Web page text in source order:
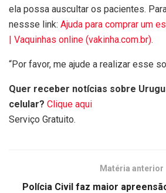
ela possa auscultar os pacientes.
nessse link: Ajuda para comprar um
| Vaquinhas online (vakinha.com.br).
“Por favor, me ajude a realizar esse
Quer receber notícias sobre
celular? Clique aqui
Serviço Gratuito.
Matéria anterior
Polícia Civil faz maior